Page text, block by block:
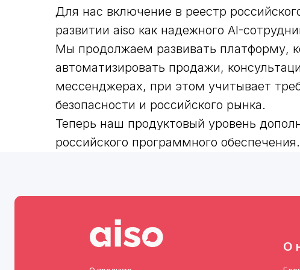
Для нас включение в реестр
развитии aiso как надежного AI-
Мы продолжаем развивать платформу,
автоматизировать продажи,
мессенджерах, при этом учитывает
безопасности и российского рынка.
Теперь наш продуктовый уровень
российского программного обеспечения.
Возможности
Готовые решения
Цены
О нас
О компании
О компании
Цены
Готовые решения
Возможности